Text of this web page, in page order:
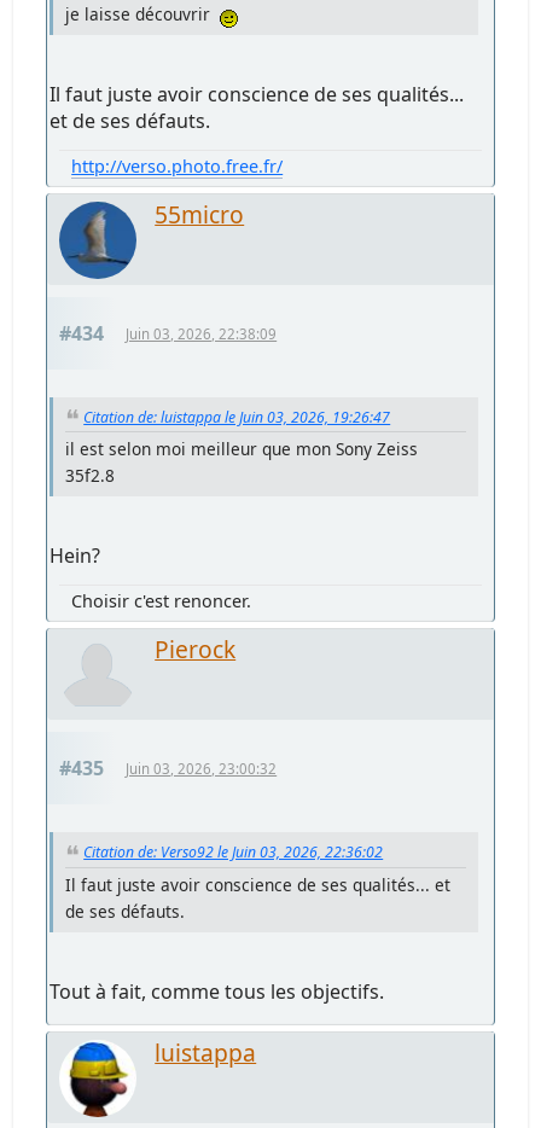
je laisse découvrir
Il faut juste avoir conscience de ses qualités...
et de ses défauts.
http://verso.photo.free.fr/
55micro
#434 Juin 03, 2026, 22:38:09
Citation de: luistappa le Juin 03, 2026, 19:26:47
il est selon moi meilleur que mon Sony Zeiss
35f2.8
Hein?
Choisir c'est renoncer.
Pierock
#435 Juin 03, 2026, 23:00:32
Citation de: Verso92 le Juin 03, 2026, 22:36:02
Il faut juste avoir conscience de ses qualités... et
de ses défauts.
Tout à fait, comme tous les objectifs.
luistappa